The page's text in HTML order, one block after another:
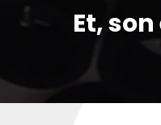
Et,